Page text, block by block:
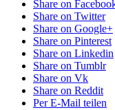
Share on
Share on Twitter
Share on Google+
Share on Pinterest
Share on Linkedin
Share on Tumblr
Share on Vk
Share on Reddit
Per E-Mail teilen